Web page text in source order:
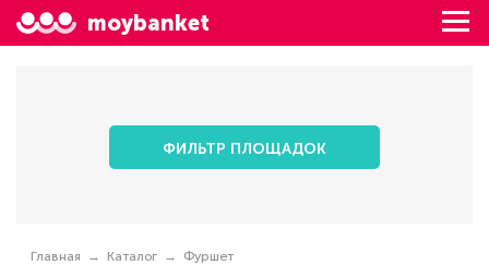
moybanket
ФИЛЬТР ПЛОЩАДОК
Главная Каталог Фуршет